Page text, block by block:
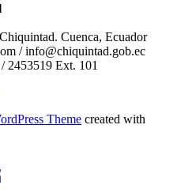
Cuenca, Ecuador
/ info@chiquintad.gob.ec
2453519 Ext. 101
Theme created with